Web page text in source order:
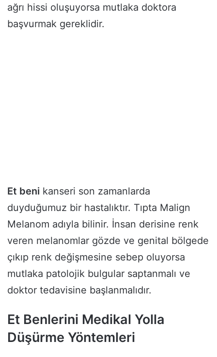
ağrı hissi oluşuyorsa mutlaka doktora
başvurmak gereklidir.
Et beni kanseri son zamanlarda
duyduğumuz bir hastalıktır. Tıpta Malign
Melanom adıyla bilinir. İnsan derisine renk
veren melanomlar gözde ve genital bölgede
çıkıp renk değişmesine sebep oluyorsa
mutlaka patolojik bulgular saptanmalı ve
doktor tedavisine başlanmalıdır.
Et Benlerini Medikal Yolla
Düşürme Yöntemleri